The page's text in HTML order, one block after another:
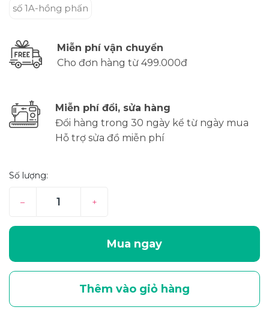
số 1A-hồng phấn
Miễn phí vận chuyển
Cho đơn hàng từ 499.000đ
Miễn phí đổi, sửa hàng
Đổi hàng trong 30 ngày kể từ ngày mua
Hỗ trợ sửa đồ miễn phí
Số lượng:
– +
Mua ngay
Thêm vào giỏ hàng